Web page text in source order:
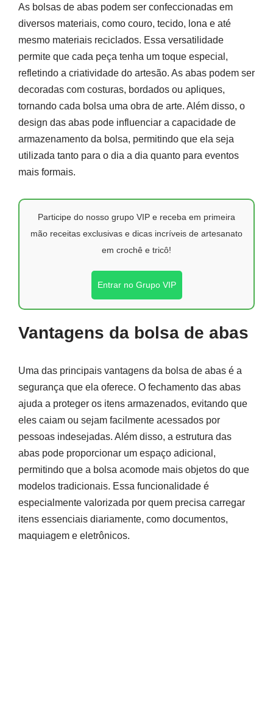
As bolsas de abas podem ser confeccionadas em
diversos materiais, como couro, tecido, lona e até
mesmo materiais reciclados. Essa versatilidade
permite que cada peça tenha um toque especial,
refletindo a criatividade do artesão. As abas podem ser
decoradas com costuras, bordados ou apliques,
tornando cada bolsa uma obra de arte. Além disso, o
design das abas pode influenciar a capacidade de
armazenamento da bolsa, permitindo que ela seja
utilizada tanto para o dia a dia quanto para eventos
mais formais.
Participe do nosso grupo VIP e receba em primeira
mão receitas exclusivas e dicas incríveis de artesanato
em crochê e tricô!
Entrar no Grupo VIP
Vantagens da bolsa de abas
Uma das principais vantagens da bolsa de abas é a
segurança que ela oferece. O fechamento das abas
ajuda a proteger os itens armazenados, evitando que
eles caiam ou sejam facilmente acessados por
pessoas indesejadas. Além disso, a estrutura das
abas pode proporcionar um espaço adicional,
permitindo que a bolsa acomode mais objetos do que
modelos tradicionais. Essa funcionalidade é
especialmente valorizada por quem precisa carregar
itens essenciais diariamente, como documentos,
maquiagem e eletrônicos.